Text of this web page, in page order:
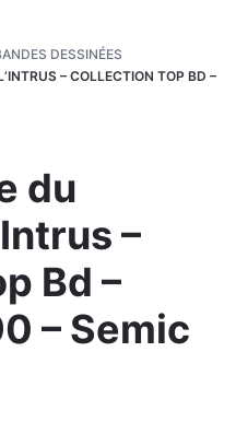
DESSINÉES
– COLLECTION TOP BD –
du
–
Bd –
– Semic